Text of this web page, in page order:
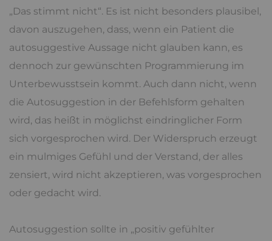
„Das stimmt nicht“. Es ist nicht besonders plausibel,
davon auszugehen, dass, wenn ein Patient die
autosuggestive Aussage nicht glauben kann, es
dennoch zur gewünschten Programmierung im
Unterbewusstsein kommt. Auch dann nicht, wenn
die Autosuggestion in der Befehlsform gehalten
wird, das heißt in möglichst eindringlicher Form
sich vorgesprochen wird. Der Widerspruch erzeugt
ein mulmiges Gefühl und der Verstand, der alles
zensiert, wird nicht akzeptieren, was vorgesprochen
oder gedacht wird.
Autosuggestion sollte in „positiv gefühlter